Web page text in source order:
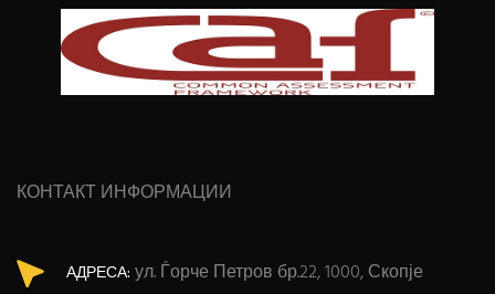
КОНТАКТ ИНФОРМАЦИИ
АДРЕСА: ул. Ѓорче Петров бр.22, 1000, Скопје